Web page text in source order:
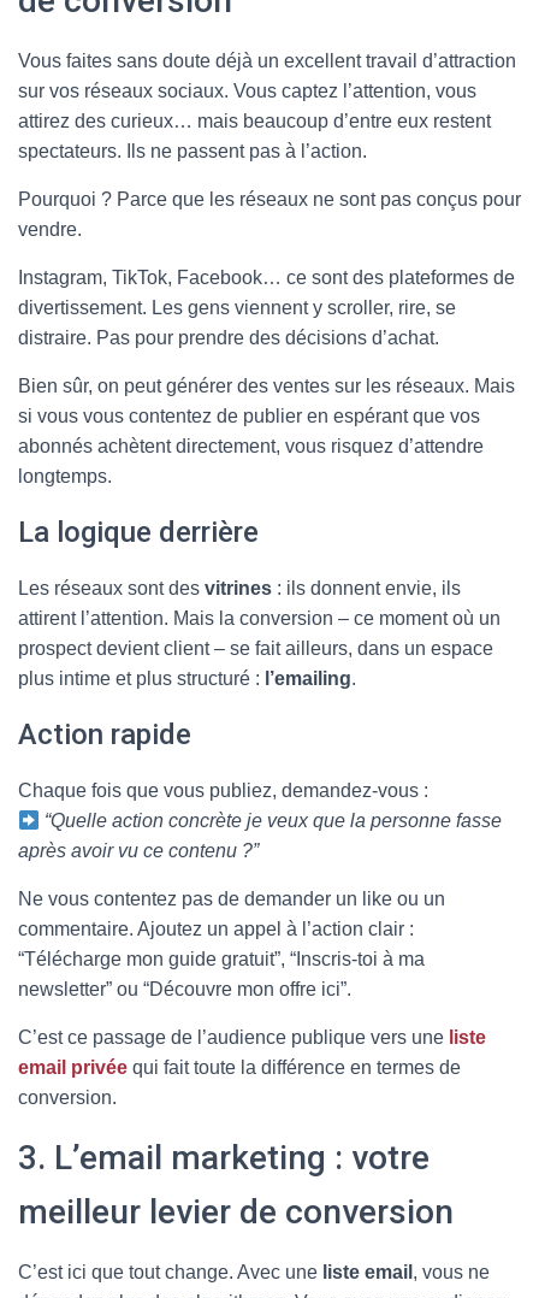
Vous faites sans doute déjà un excellent travail d’attraction
sur vos réseaux sociaux. Vous captez l’attention, vous
attirez des curieux… mais beaucoup d’entre eux restent
spectateurs. Ils ne passent pas à l’action.
Pourquoi ? Parce que les réseaux ne sont pas conçus pour
vendre.
Instagram, TikTok, Facebook… ce sont des plateformes de
divertissement. Les gens viennent y scroller, rire, se
distraire. Pas pour prendre des décisions d’achat.
Bien sûr, on peut générer des ventes sur les réseaux. Mais
si vous vous contentez de publier en espérant que vos
abonnés achètent directement, vous risquez d’attendre
longtemps.
La logique derrière
Les réseaux sont des vitrines : ils donnent envie, ils
attirent l’attention. Mais la conversion – ce moment où un
prospect devient client – se fait ailleurs, dans un espace
plus intime et plus structuré : l’emailing.
Action rapide
Chaque fois que vous publiez, demandez-vous :
“Quelle action concrète je veux que la personne fasse
après avoir vu ce contenu ?”
Ne vous contentez pas de demander un like ou un
commentaire. Ajoutez un appel à l’action clair :
“Télécharge mon guide gratuit”, “Inscris-toi à ma
newsletter” ou “Découvre mon offre ici”.
C’est ce passage de l’audience publique vers une liste
email privée qui fait toute la différence en termes de
conversion.
3. L’email marketing : votre
meilleur levier de conversion
C’est ici que tout change. Avec une liste email , vous ne